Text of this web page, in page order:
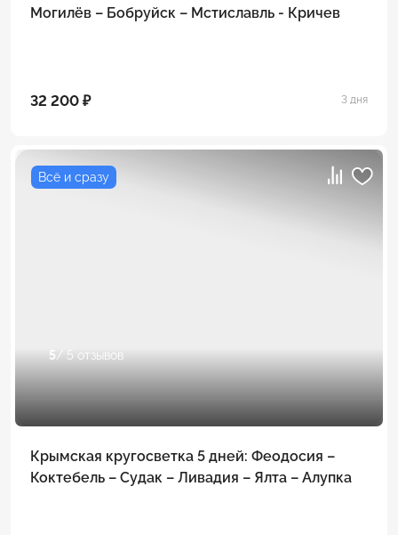
Могилёв – Бобруйск – Мстиславль - Кричев
32 200 ₽ 3 дня
Всё и сразу
5/ 5 отзывов
Крымская кругосветка 5 дней: Феодосия –
Коктебель – Судак – Ливадия – Ялта – Алупка